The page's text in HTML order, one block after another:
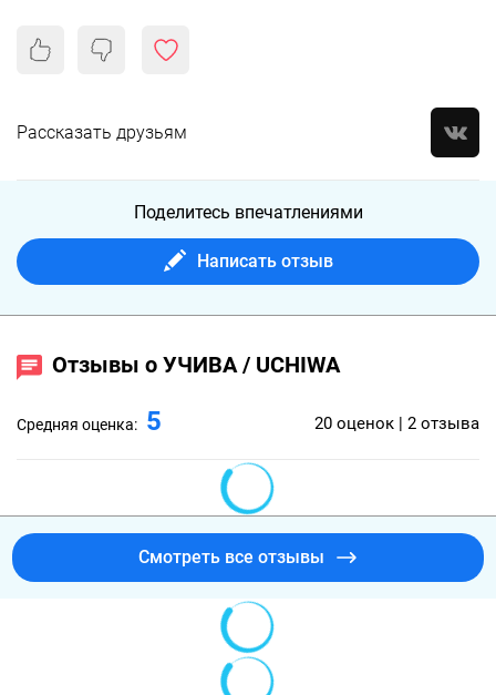
Рассказать друзьям
Поделитесь впечатлениями
Написать отзыв
Отзывы о УЧИВА / UCHIWA
Средняя оценка: 5 20 оценок | 2 отзыва
Смотреть все отзывы